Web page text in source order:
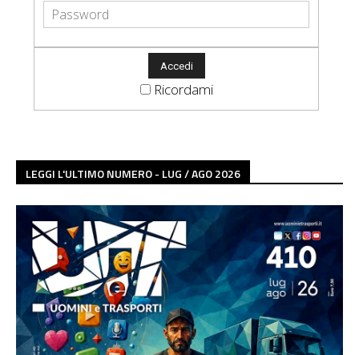
Ricordami
LEGGI L'ULTIMO NUMERO - LUG / AGO 2026